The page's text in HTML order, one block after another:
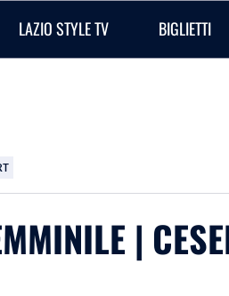
LAZIO STYLE TV BIGLIETTI
|